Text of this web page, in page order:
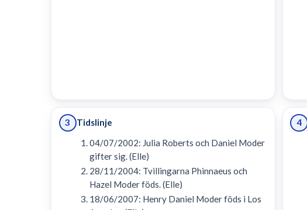
3
Tidslinje
04/07/2002: Julia Roberts och Daniel Moder
gifter sig. (Elle)
28/11/2004: Tvillingarna Phinnaeus och
Hazel Moder föds. (Elle)
18/06/2007: Henry Daniel Moder föds i Los
4